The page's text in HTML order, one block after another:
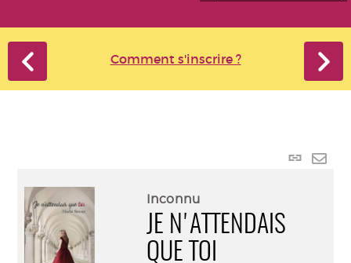
Comment s'inscrire ?
Lien
Inconnu
JE N'ATTENDAIS
QUE TOI